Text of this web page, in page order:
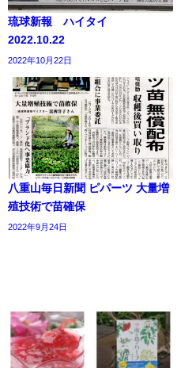
琉球新報 ハイタイ
2022.10.22
2022年10月22日
八重山毎日新聞 ピパーツ 大量増
殖技術で苗確保
2022年9月24日